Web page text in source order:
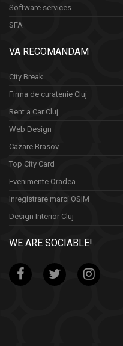
Software services
SFA
VA RECOMANDAM
City Break
Firma de curatenie Cluj
Rent a Car Cluj
Web Design
Cazare Brasov
Top City Card
Evenimente Oradea
Inregistrare marci OSIM
Design Interior Cluj
WE ARE SOCIABLE!